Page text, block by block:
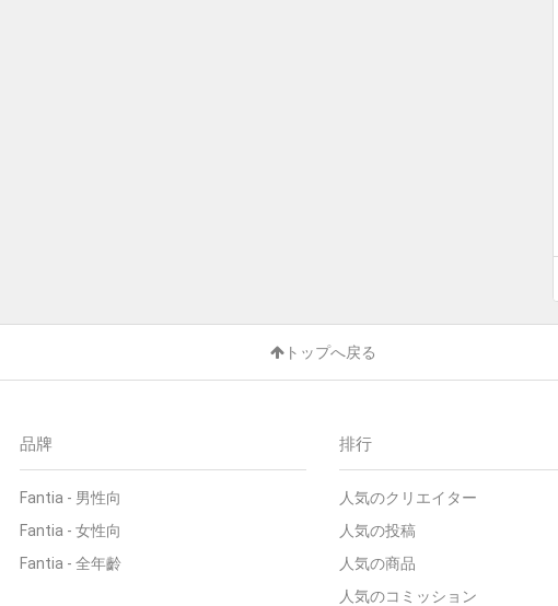
トップへ戻る
品牌
Fantia - 男性向
Fantia - 女性向
Fantia - 全年齡
排行
人気のクリエイター
人気の投稿
人気の商品
人気のコミッション